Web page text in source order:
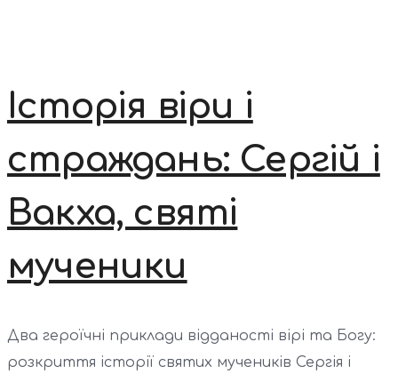
Історія віри і
страждань: Сергій і
Вакха, святі
мученики
Два героїчні приклади відданості вірі та Богу:
розкриття історії святих мучеників Сергія і